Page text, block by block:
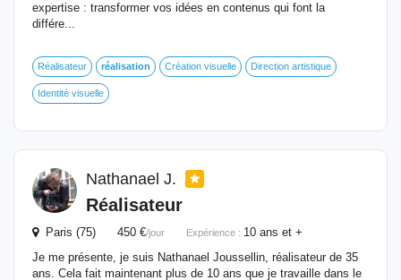
expertise : transformer vos idées en contenus qui font la
différe...
Réalisateur réalisation Création visuelle Direction artistique
Identité visuelle
Nathanael J.
Réalisateur
Paris (75) 450 €/jour Expérience : 10 ans et +
Je me présente, je suis Nathanael Joussellin, réalisateur de 35
ans. Cela fait maintenant plus de 10 ans que je travaille dans le